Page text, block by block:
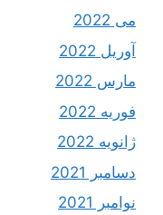
می 2022
آوریل 2022
مارس 2022
فوریه 2022
ژانویه 2022
دسامبر 2021
نوامبر 2021